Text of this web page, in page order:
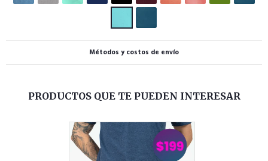
Métodos y costos de envío
PRODUCTOS QUE TE PUEDEN INTERESAR